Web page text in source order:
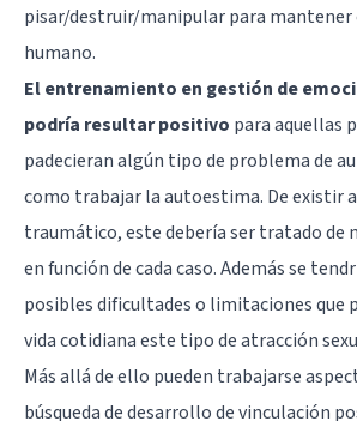
pisar/destruir/manipular para
humano.
El entrenamiento en gestión de
podría resultar positivo para aquellas
padecieran algún tipo de problema de
como trabajar la autoestima. De existir
traumático, este debería ser tratado de
en función de cada caso. Además se
posibles dificultades o limitaciones que
vida cotidiana este tipo de atracción
Más allá de ello pueden trabajarse
búsqueda de desarrollo de vinculación